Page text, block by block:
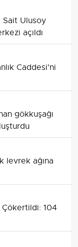
Sait Ulusoy
açıldı
Caddesi'ni
gökkuşağı
levrek ağına
Çökertildi: 104